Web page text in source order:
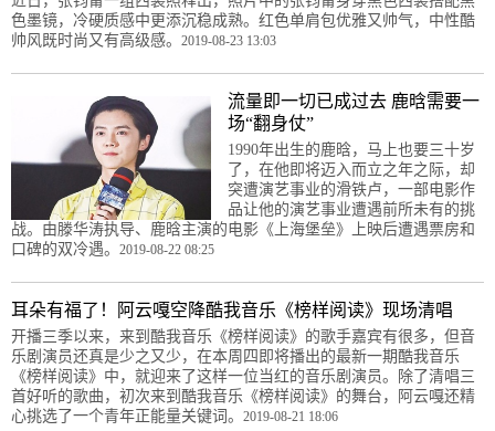
色墨镜，冷硬质感中更添沉稳成熟。红色单肩包优雅又帅气，中性酷
帅风既时尚又有高级感。 2019-08-23 13:03
流量即一切已成过去 鹿晗需要一
场“翻身仗”
1990年出生的鹿晗，马上也要三十岁
了，在他即将迈入而立之年之际，却
突遭演艺事业的滑铁卢，一部电影作
品让他的演艺事业遭遇前所未有的挑
战。由滕华涛执导、鹿晗主演的电影《上海堡垒》上映后遭遇票房和
口碑的双冷遇。 2019-08-22 08:25
耳朵有福了！阿云嘎空降酷我音乐《榜样阅读》现场清唱
开播三季以来，来到酷我音乐《榜样阅读》的歌手嘉宾有很多，但音
乐剧演员还真是少之又少，在本周四即将播出的最新一期酷我音乐
《榜样阅读》中，就迎来了这样一位当红的音乐剧演员。除了清唱三
首好听的歌曲，初次来到酷我音乐《榜样阅读》的舞台，阿云嘎还精
心挑选了一个青年正能量关键词。 2019-08-21 18:06